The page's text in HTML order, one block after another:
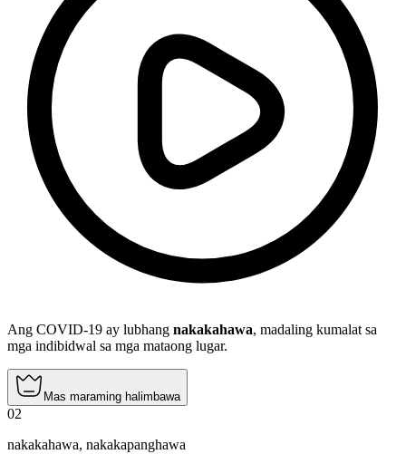
Ang COVID-19 ay lubhang nakakahawa, madaling kumalat sa
mga indibidwal sa mga mataong lugar.
Mas maraming halimbawa
02
nakakahawa, nakakapanghawa